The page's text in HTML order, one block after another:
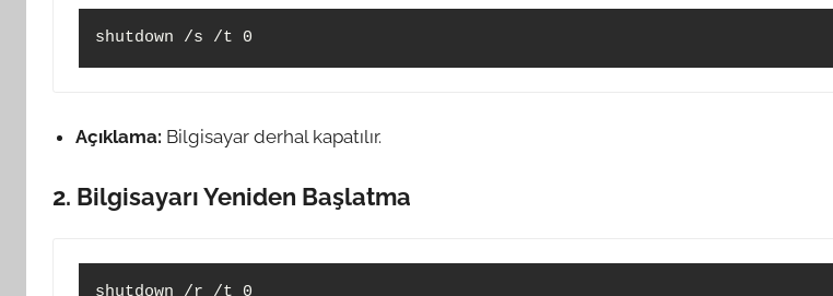
Açıklama: Bilgisayar derhal kapatılır.
2. Bilgisayarı Yeniden Başlatma